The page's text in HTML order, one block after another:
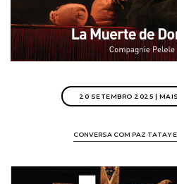
20 SETEMBRO 2025 |
CONVERSA COM PAZ TATAY